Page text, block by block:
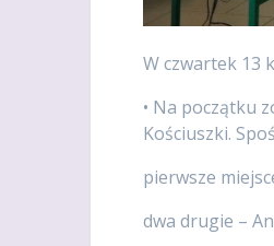
W czwartek 13
• Na początku
Kościuszki.
pierwsze
dwa drugie –